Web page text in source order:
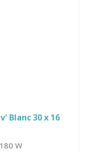
Blanc 30 x 16
W